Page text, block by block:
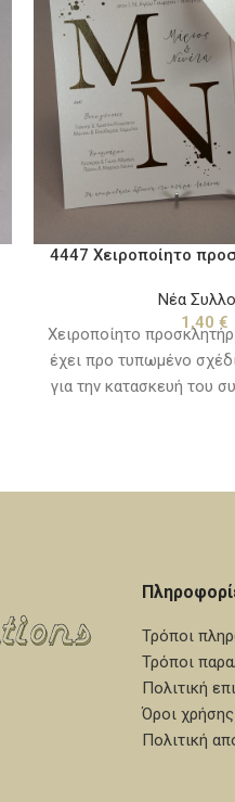
4447 Χειροποίητο
Νέα
1,40 €
Χειροποίητο
έχει προ τυπωμένο
για την κατασκευή του
την ημερομηνία που θα
Τρόποι
Τρόποι
Πολιτική
Όροι χρήσης
Πολιτική